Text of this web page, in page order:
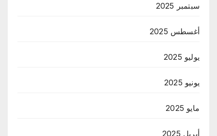
سبتمبر 2025
أغسطس 2025
يوليو 2025
يونيو 2025
مايو 2025
أبريل 2025